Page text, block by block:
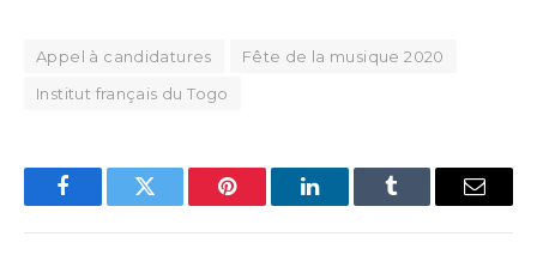
Appel à candidatures
Fête de la musique 2020
Institut français du Togo
FacebookTwitter Pinterest LinkedInTumblr Email